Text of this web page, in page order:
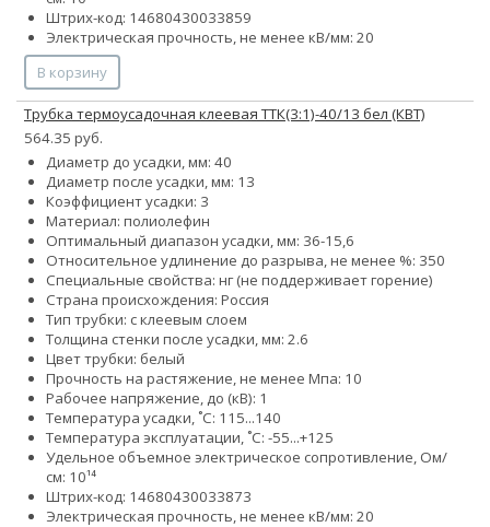
Штрих-код: 14680430033859
Электрическая прочность, не менее кВ/мм: 20
В корзину
Трубка термоусадочная клеевая ТТК(3:1)-40/13 бел (КВТ)
564.35 руб.
Диаметр до усадки, мм: 40
Диаметр после усадки, мм: 13
Коэффициент усадки: 3
Материал: полиолефин
Оптимальный диапазон усадки, мм: 36-15,6
Относительное удлинение до разрыва, не менее %: 350
Специальные свойства: нг (не поддерживает горение)
Страна происхождения: Россия
Тип трубки: с клеевым слоем
Толщина стенки после усадки, мм: 2.6
Цвет трубки: белый
Прочность на растяжение, не менее Мпа: 10
Рабочее напряжение, до (кВ): 1
Температура усадки, ˚С: 115...140
Температура эксплуатации, ˚С: -55...+125
Удельное объемное электрическое сопротивление, Ом/
см: 10¹⁴
Штрих-код: 14680430033873
Электрическая прочность, не менее кВ/мм: 20